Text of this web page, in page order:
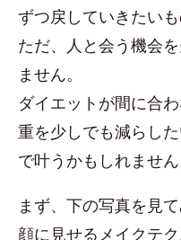
ずつ戻していきたいも
ただ、人と会う機会
ません。
ダイエットが間に合
重を少しでも減らし
で叶うかもしれません
まず、下の写真を見
顔に見せるメイクテ